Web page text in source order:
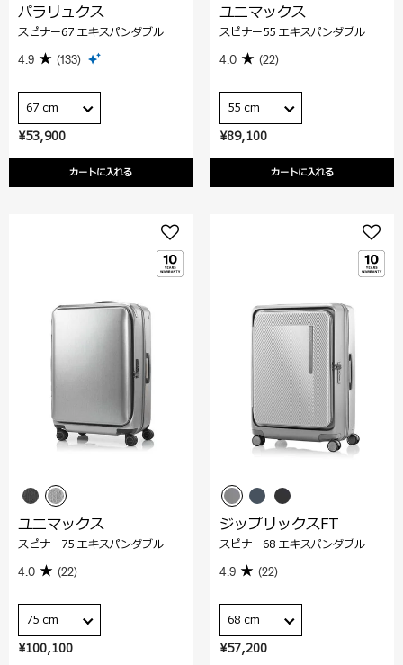
¥53,900
カートに入れる
パラリュクス
スピナー67 エキスパンダブル
4.9 (133)
67 cm
¥89,100
カートに入れる
ユニマックス
スピナー55 エキスパンダブル
4.0 (22)
55 cm
¥100,100
ユニマックス
スピナー75 エキスパンダブル
4.0 (22)
75 cm
¥57,200
ジップリックスFT
スピナー68 エキスパンダブル
4.9 (22)
68 cm